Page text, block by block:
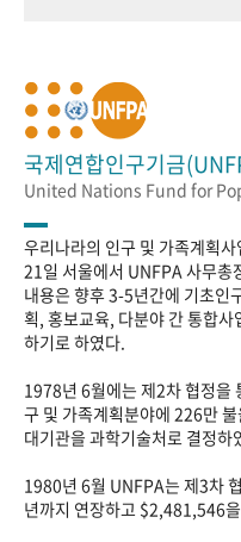
국제연합인구기금
United Nations Fund for
우리나라의 인구 및 가족계획
21일 서울에서 UNFPA 사무총
내용은 향후 3-5년간에 기초인
획, 홍보교육, 다분야 간 통합
하기로 하였다.
1978년 6월에는 제2차 협정을
구 및 가족계획분야에 226만
대기관을 과학기술처로 결정하
1980년 6월 UNFPA는 제3차
년까지 연장하고 $2,481,546